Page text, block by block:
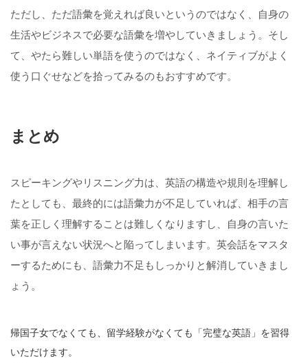
ただし、ただ語彙を覚えれば良いというのではなく、自身の
生活やビジネスで必要な語彙を増やしていきましょう。そし
て、やたら難しい単語を使うのではなく、ネイティブがよく
使う口ぐせなどを拾ってみるのもおすすめです。
まとめ
スピーキングやリスニング力は、英語の構造や規則を理解し
たとしても、最終的には語彙力が不足していれば、相手の言
葉を正しく理解することは難しくなりますし、自身の言いた
い事が言えない状況へと陥ってしまいます。英会話をマスタ
ーするためにも、語彙力不足もしっかりと解消していきまし
ょう。
帰国子女でなくても、留学経験がなくても「完璧な英語」を習得
いただけます。